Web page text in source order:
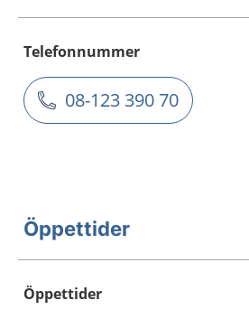
Telefonnummer
08-123 390 70
Öppettider
Öppettider